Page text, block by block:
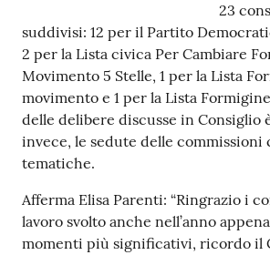
23
suddivisi: 12 per il Partito
2 per la Lista civica Per Cambiare
Movimento 5 Stelle, 1 per la Lista
movimento e 1 per la Lista
delle delibere discusse in Consiglio
invece, le sedute delle commissioni
tematiche.
Afferma Elisa Parenti: “Ringrazio i
lavoro svolto anche nell’anno
momenti più significativi, ricordo il